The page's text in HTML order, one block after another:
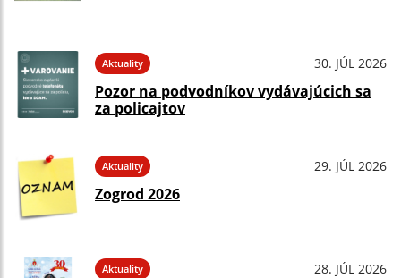
Aktuality 30. JÚL 2026
Pozor na podvodníkov vydávajúcich sa
za policajtov
Aktuality 29. JÚL 2026
Zogrod 2026
Aktuality 28. JÚL 2026